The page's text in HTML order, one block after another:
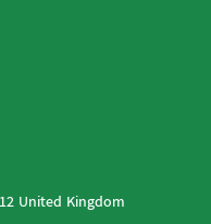
United Kingdom